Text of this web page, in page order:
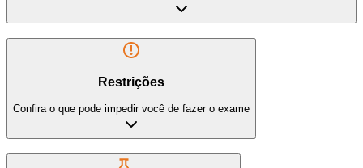
Restrições
Confira o que pode impedir você de fazer o exame